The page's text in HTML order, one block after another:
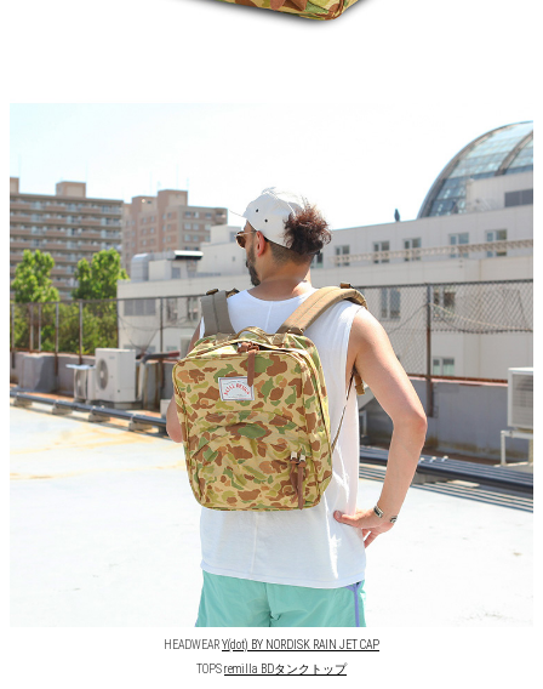
HEADWEARY(dot) BY NORDISK RAIN JET CAP
TOPSremilla BDタンクトップ